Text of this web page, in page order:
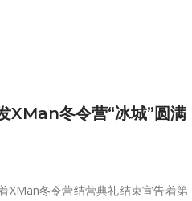
XMan冬令营“冰城”圆满
XMan冬令营结营典礼结束宣告着第